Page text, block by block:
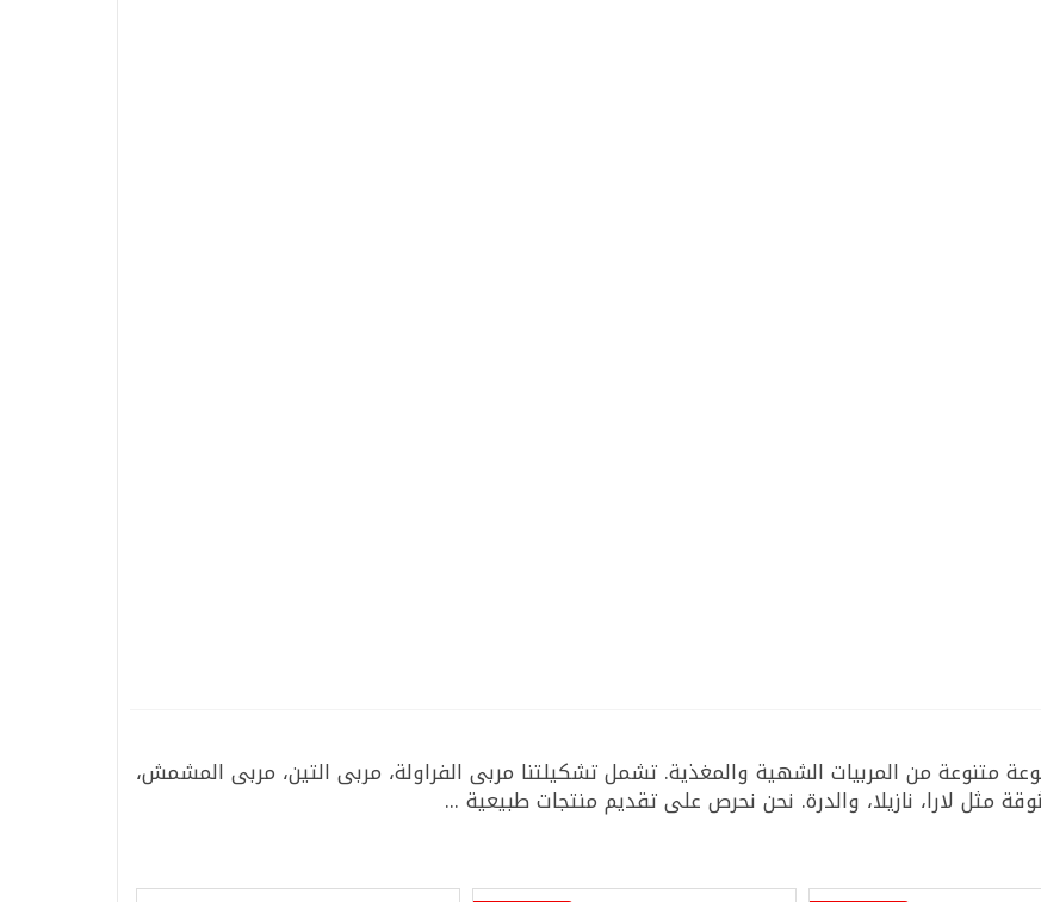
من المربيات الشهية والمغذية. تشمل تشكيلتنا مربى الفراولة، مربى التين، مربى المشمش،
مثل لارا، نازيلا، والدرة. نحن نحرص على تقديم منتجات طبيعية ...